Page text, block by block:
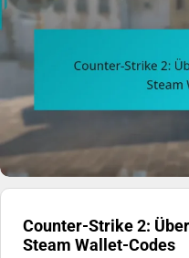
Counter-Strike 2:
Steam Wallet-Codes